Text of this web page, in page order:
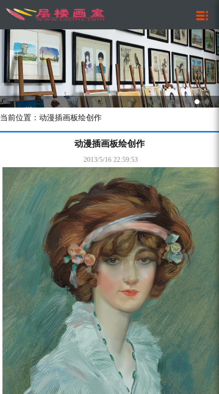
当前位置：动漫插画板绘创作
动漫插画板绘创作
2013/5/16 22:59:53